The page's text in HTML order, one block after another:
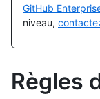
GitHub
niveau,
Règles